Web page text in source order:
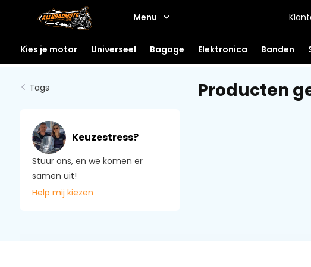
Menu
Kies je motor Universeel Bagage Elektronica Banden
Tags
Keuzestress?
Stuur ons, en we komen er
samen uit!
Help mij kiezen
Producten